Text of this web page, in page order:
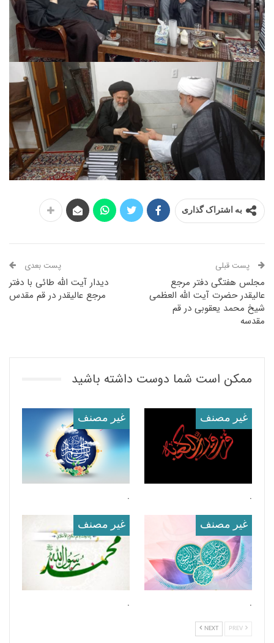
به اشتراک گذاری
پست قبلی
مجلس هفتگی دفتر مرجع
عالیقدر حضرت آیت الله العظمی
شیخ محمد یعقوبی در قم
مقدسه
پست بعدی
دیدار آیت الله طائی با دفتر
مرجع عالیقدر در قم مقدس
ممکن است شما دوست داشته باشید
غير مصنف
.
غير مصنف
.
غير مصنف
.
غير مصنف
.
NEXT